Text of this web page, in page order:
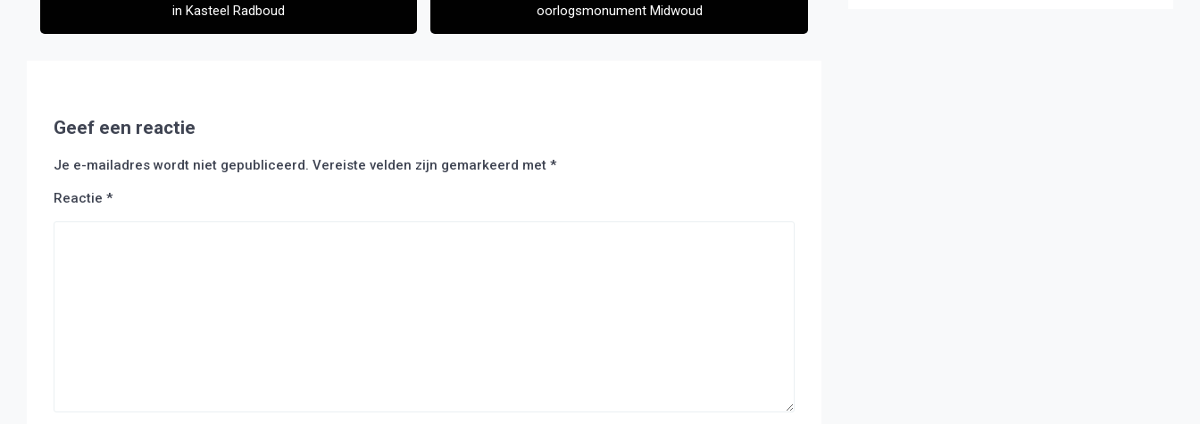
in Kasteel Radboud
oorlogsmonument Midwoud
Geef een reactie
Je e-mailadres wordt niet gepubliceerd. Vereiste velden zijn gemarkeerd met *
Reactie *